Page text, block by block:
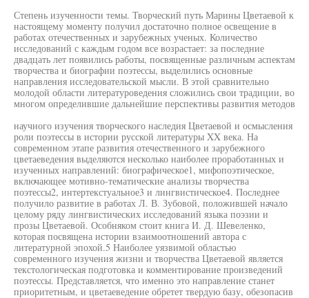
Степень изученности темы. Творческий путь Марины Цветаевой к
настоящему моменту получил достаточно полное освещение в
работах отечественных и зарубежных ученых. Количество
исследований с каждым годом все возрастает: за последние
двадцать лет появились работы, посвященные различным аспектам
творчества и биографии поэтессы, выделились основные
направления исследовательской мысли. В этой сравнительно
молодой области литературоведения сложились свои традиции, во
многом определившие дальнейшие перспективы развития методов
научного изучения творческого наследия Цветаевой и осмысления
роли поэтессы в истории русской литературы XX века. На
современном этапе развития отечественного и зарубежного
цветаеведения выделяются несколько наиболее проработанных и
изученных направлений: биографическое1, мифопоэтическое,
включающее мотивно-тематические анализы творчества
поэтессы2, интертекстуальное3 и лингвистическое4. Последнее
получило развитие в работах Л. В. Зубовой, положившей начало
целому ряду лингвистических исследований языка поэзии и
прозы Цветаевой. Особняком стоит книга И. Д. Шевеленко,
которая посвящена истории взаимоотношений автора с
литературной эпохой.5 Наиболее уязвимой областью
современного изучения жизни и творчества Цветаевой является
текстологическая подготовка и комментирование произведений
поэтессы. Представляется, что именно это направление станет
приоритетным, и цветаеведение обретет твердую базу, обезопасив